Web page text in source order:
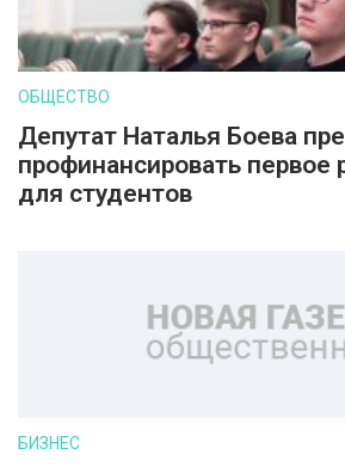
ОБЩЕСТВО
Депутат Наталья Боева
профинансировать первое
для студентов
БИЗНЕС